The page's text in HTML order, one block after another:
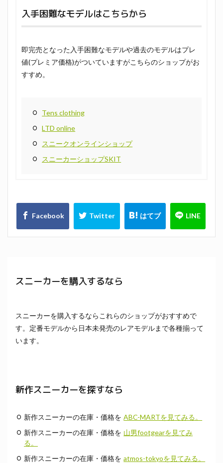
入手困難なモデルはこちらから
即完売となった入手困難なモデルや過去のモデルはプレ
値(プレミア価格)がついていますがこちらのショップがお
すすめ。
Tens clothing
LTD online
スニークオンラインショップ
スニーカーショップSKIT
スニーカーを購入するなら
スニーカーを購入するならこれらのショップがおすすめで
す。定番モデルから日本未発売のレアモデルまで各種揃って
います。
新作スニーカーを探すなら
新作スニーカーの在庫・価格を ABC-MARTを見てみる。
新作スニーカーの在庫・価格を 山男footgearを見てみ
る。
新作スニーカーの在庫・価格を atmos-tokyoを見てみる。